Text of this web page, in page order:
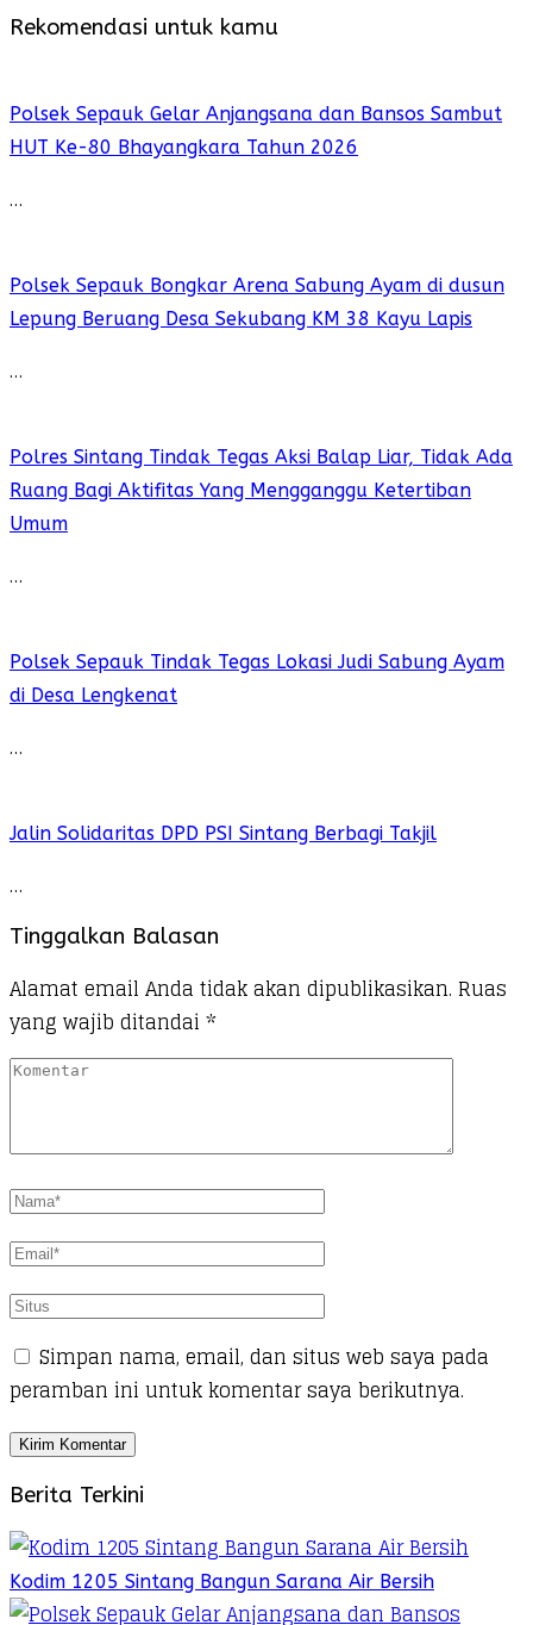
Rekomendasi untuk kamu
Polsek Sepauk Gelar Anjangsana dan Bansos Sambut
HUT Ke-80 Bhayangkara Tahun 2026
…
Polsek Sepauk Bongkar Arena Sabung Ayam di dusun
Lepung Beruang Desa Sekubang KM 38 Kayu Lapis
…
Polres Sintang Tindak Tegas Aksi Balap Liar, Tidak Ada
Ruang Bagi Aktifitas Yang Mengganggu Ketertiban
Umum
…
Polsek Sepauk Tindak Tegas Lokasi Judi Sabung Ayam
di Desa Lengkenat
…
Jalin Solidaritas DPD PSI Sintang Berbagi Takjil
…
Tinggalkan Balasan
Alamat email Anda tidak akan dipublikasikan. Ruas
yang wajib ditandai *
Simpan nama, email, dan situs web saya pada
peramban ini untuk komentar saya berikutnya.
Berita Terkini
Kodim 1205 Sintang Bangun Sarana Air Bersih